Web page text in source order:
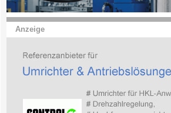
Anzeige